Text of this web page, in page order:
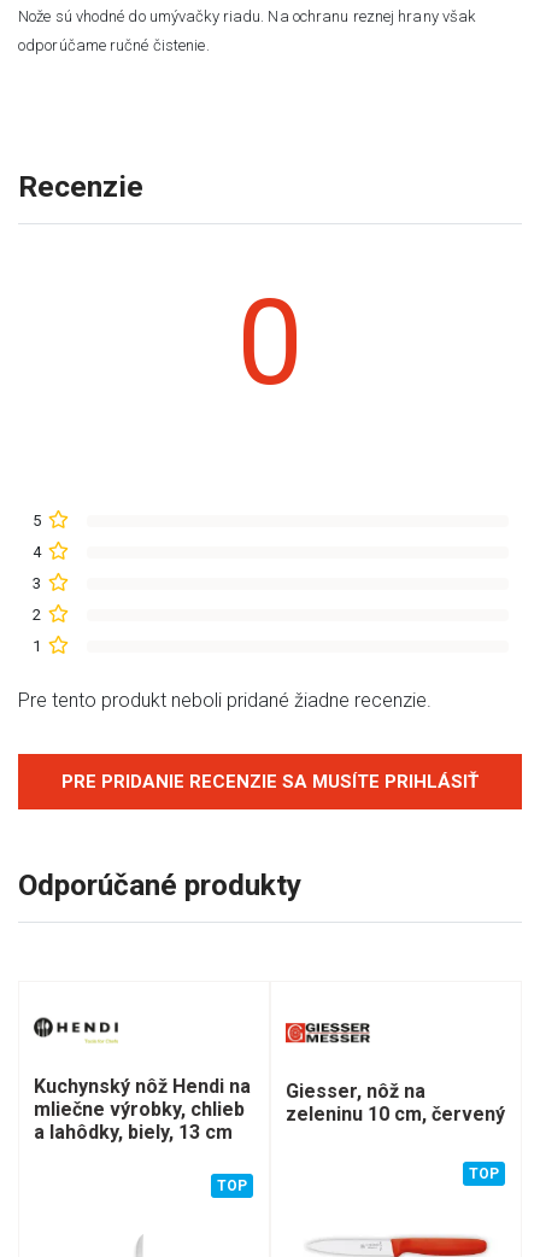
Nože sú vhodné do umývačky riadu. Na ochranu reznej hrany však
odporúčame ručné čistenie.
Recenzie
0
5
4
3
2
1
Pre tento produkt neboli pridané žiadne recenzie.
PRE PRIDANIE RECENZIE SA MUSÍTE PRIHLÁSIŤ
Odporúčané produkty
Kuchynský nôž Hendi na
mliečne výrobky, chlieb
a lahôdky, biely, 13 cm
TOP
Giesser, nôž na
zeleninu 10 cm, červený
TOP